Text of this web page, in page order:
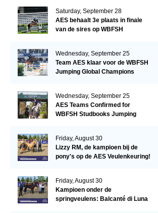
Saturday, September 28
AES behaalt 3e plaats in finale
van de sires op WBFSH
Wednesday, September 25
Team AES klaar voor de WBFSH
Jumping Global Champions
Wednesday, September 25
AES Teams Confirmed for
WBFSH Studbooks Jumping
Friday, August 30
Lizzy RM, de kampioen bij de
pony's op de AES Veulenkeuring!
Friday, August 30
Kampioen onder de
springveulens: Balcanté di Luna